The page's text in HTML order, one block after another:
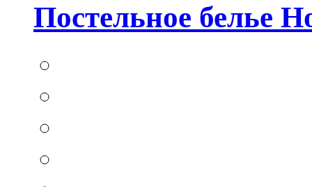
Постельное белье